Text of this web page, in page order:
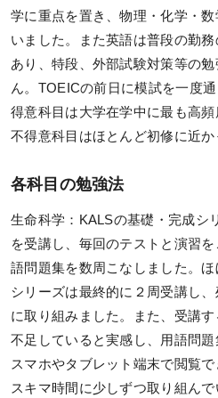
KALSを知る
資料請求／
デジタルパンフレット
講座説明動画
講義サンプル動画
講師紹介
KALSメディア
お知らせ
よくある質問
お問い合わせ
学に重点を置き、物理・化学・
いました。また英語は普段の勤
あり、特段、外部試験対策等の
ん。TOEICの前日に模試を一度
得意科目は大学在学中に最も高頻
不得意科目はほとんど初修に近か
各科目の勉強法
生命科学：KALSの基礎・完成シ
を受講し、毎回のテストと演習
語問題集を数周こなしました。
シリーズは最終的に２周受講し
に取り組みました。また、受講
不足していると実感し、用語問題
スマホやタブレット端末で閲覧
スキマ時間に少しずつ取り組んで